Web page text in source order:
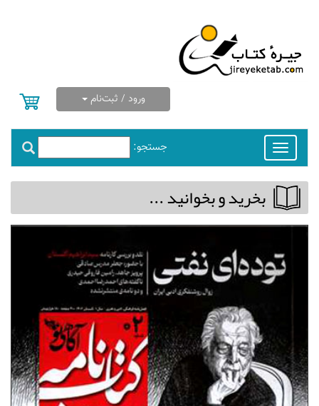
ورود / ثبت‌نام
جستجو:
Toggle
navigation
بخريد و بخوانيد ...